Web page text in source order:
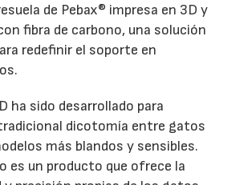
de Pebax® impresa en 3D y
fibra de carbono, una solución
redefinir el soporte en
ha sido desarrollado para
dicotomía entre gatos
más blandos y sensibles.
es un producto que ofrece la